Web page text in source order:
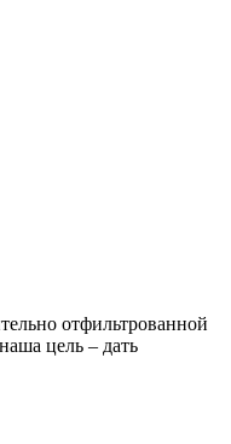
отфильтрованной
цель – дать